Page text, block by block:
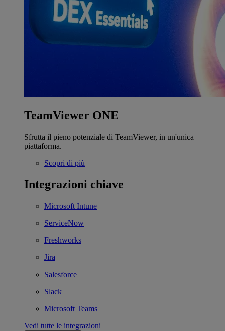
TeamViewer ONE
Sfrutta il pieno potenziale di TeamViewer, in un'unica
piattaforma.
Scopri di più
Integrazioni chiave
Microsoft Intune
ServiceNow
Freshworks
Jira
Salesforce
Slack
Microsoft Teams
Vedi tutte le integrazioni